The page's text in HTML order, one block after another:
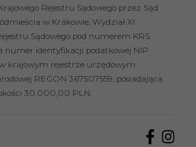
Rejestru Sądowego przez Sąd
w Krakowie, Wydział XI
Sądowego pod numerem KRS
numer identyfikacji podatkowej NIP
krajowym rejestrze urzędowym
REGON 367507559, posiadająca
30.000,00 PLN.